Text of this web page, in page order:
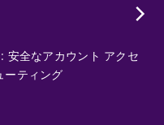
安全なアカウント アクセ
ーティング